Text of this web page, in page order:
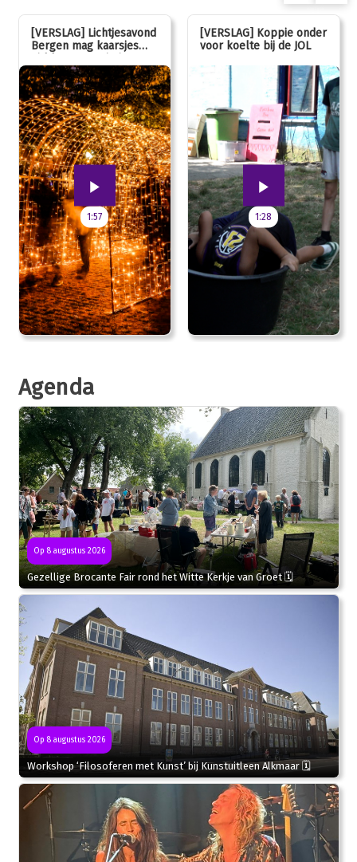
[VERSLAG] Lichtjesavond
Bergen mag kaarsjes
jubileum!
1:57
[VERSLAG] Koppie onder
voor koelte bij de JOL
1:28
Agenda
Op 8 augustus 2026
Gezellige Brocante Fair rond het Witte Kerkje van Groet 🗓
Op 8 augustus 2026
Workshop ‘Filosoferen met Kunst’ bij Kunstuitleen Alkmaar 🗓